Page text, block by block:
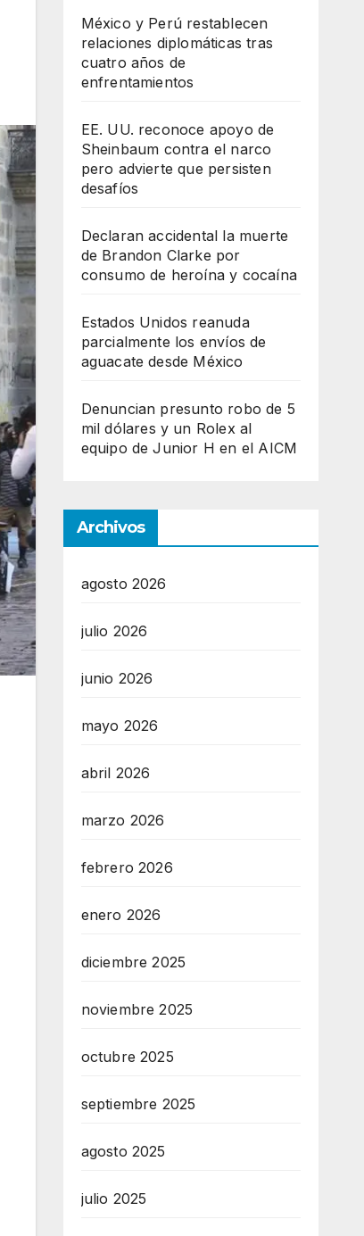
México y Perú restablecen
relaciones diplomáticas tras
cuatro años de
enfrentamientos
EE. UU. reconoce apoyo de
Sheinbaum contra el narco
pero advierte que persisten
desafíos
Declaran accidental la muerte
de Brandon Clarke por
consumo de heroína y cocaína
Estados Unidos reanuda
parcialmente los envíos de
aguacate desde México
Denuncian presunto robo de 5
mil dólares y un Rolex al
equipo de Junior H en el AICM
Archivos
agosto 2026
julio 2026
junio 2026
mayo 2026
abril 2026
marzo 2026
febrero 2026
enero 2026
diciembre 2025
noviembre 2025
octubre 2025
septiembre 2025
agosto 2025
julio 2025